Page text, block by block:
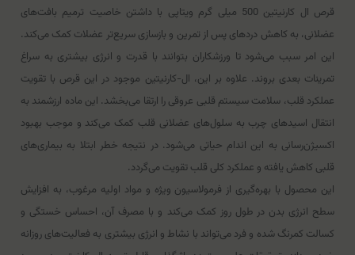
قرص ال کارنیتین 500 میلی گرم ویتاپی با داشتن خاصیت ترمیم بافت‌های
عضلانی، به کاهش دردهای پس از تمرین و بازسازی سریع‌تر عضلات کمک می‌کند.
این امر سبب می‌شود تا ورزشکاران بتوانند با قدرت و انرژی بیشتری به سراغ
تمرینات بعدی بروند. علاوه بر این، ال-کارنیتین موجود در این قرص با تقویت
عملکرد قلب، سلامت سیستم قلبی عروقی را ارتقا می‌بخشد. این ماده ارزشمند به
انتقال اسیدهای چرب به سلول‌های عضلانی قلب کمک می‌کند و موجب بهبود
اکسیژن‌رسانی به این اندام حیاتی می‌شود. در نتیجه خطر ابتلا به بیماری‌های
قلبی کاهش یافته و عملکرد کلی قلب تقویت می‌گردد.
این محصول با بهره‌گیری از فرمولاسیون ویژه و مواد اولیه مرغوب، به افزایش
سطح انرژی بدن در طول روز کمک می‌کند و با مصرف آن، احساس خستگی و
کسالت کمرنگ شده و فرد می‌تواند با نشاط و انرژی بیشتری به فعالیت‌های روزانه